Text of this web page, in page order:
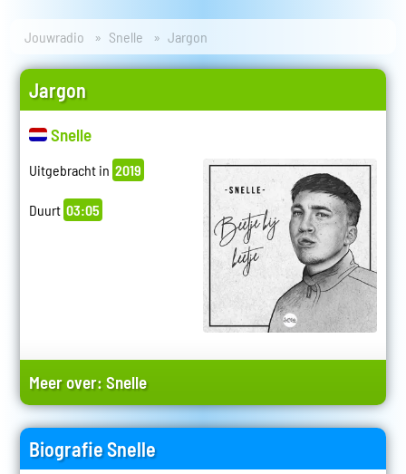
Jouwradio Snelle Jargon
Jargon
Snelle
Uitgebracht in 2019
Duurt 03:05
Meer over:Snelle
Biografie Snelle